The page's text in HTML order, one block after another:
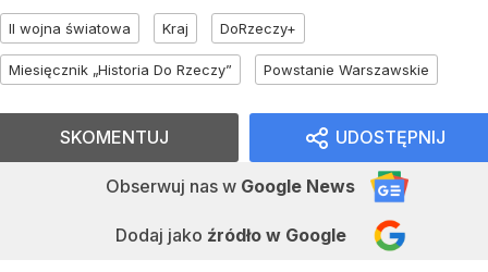
II wojna światowa Kraj DoRzeczy+
Miesięcznik „Historia Do Rzeczy” Powstanie Warszawskie
UDOSTĘPNIJ
Obserwuj nas w Google News
Dodaj jako źródło w Google
SKOMENTUJ